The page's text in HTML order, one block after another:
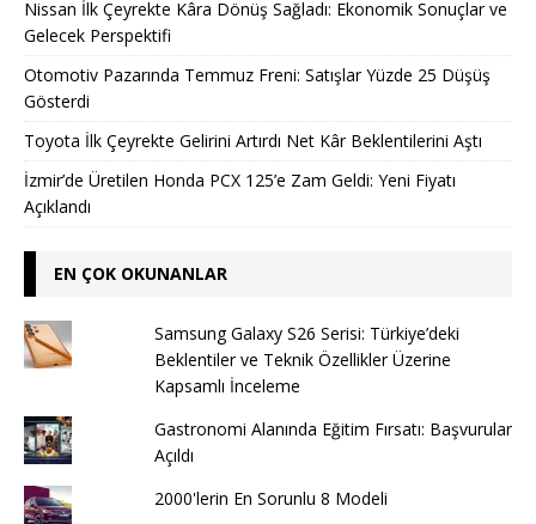
Nissan İlk Çeyrekte Kâra Dönüş Sağladı: Ekonomik Sonuçlar ve
Gelecek Perspektifi
Otomotiv Pazarında Temmuz Freni: Satışlar Yüzde 25 Düşüş
Gösterdi
Toyota İlk Çeyrekte Gelirini Artırdı Net Kâr Beklentilerini Aştı
İzmir’de Üretilen Honda PCX 125’e Zam Geldi: Yeni Fiyatı
Açıklandı
EN ÇOK OKUNANLAR
Samsung Galaxy S26 Serisi: Türkiye’deki
Beklentiler ve Teknik Özellikler Üzerine
Kapsamlı İnceleme
Gastronomi Alanında Eğitim Fırsatı: Başvurular
Açıldı
2000'lerin En Sorunlu 8 Modeli